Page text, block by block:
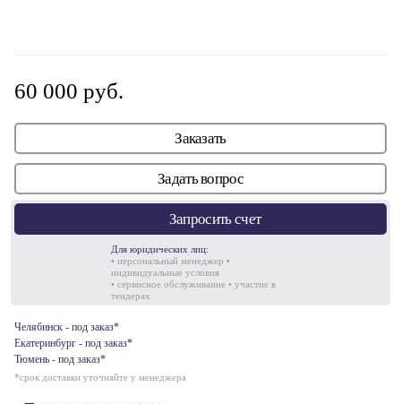
60 000 руб.
Заказать
Задать вопрос
Запросить счет
Для юридических лиц:
• персональный менеджер •
индивидуальные условия
• сервисное обслуживание • участие в
тендерах
Челябинск - под заказ*
Екатеринбург - под заказ*
Тюмень - под заказ*
*срок доставки уточняйте у менеджера